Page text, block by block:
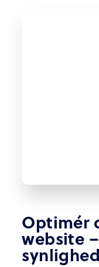
Optimér
website
synlighed